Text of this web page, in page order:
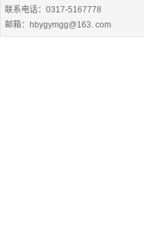
联系电话：0317-5167778
邮箱：hbygymgg@163. com